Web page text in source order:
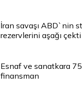
İran savaşı ABD`nin
rezervlerini aşağı çekti
Esnaf ve sanatkara
finansman